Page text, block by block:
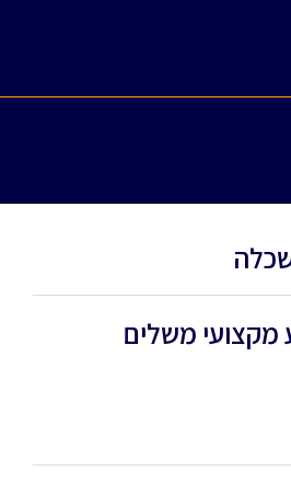
מקצועי משלים